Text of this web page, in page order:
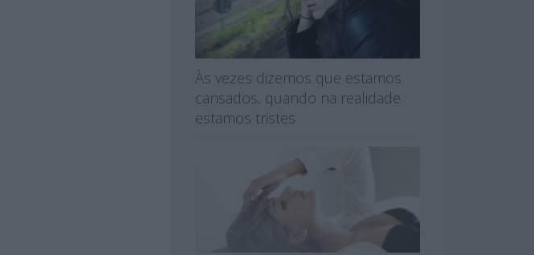
Às vezes dizemos que estamos
cansados, quando na realidade
estamos tristes